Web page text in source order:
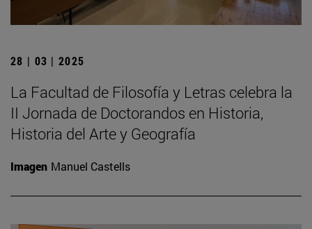
28 | 03 | 2025
La Facultad de Filosofía y Letras celebra la
II Jornada de Doctorandos en Historia,
Historia del Arte y Geografía
Imagen Manuel Castells